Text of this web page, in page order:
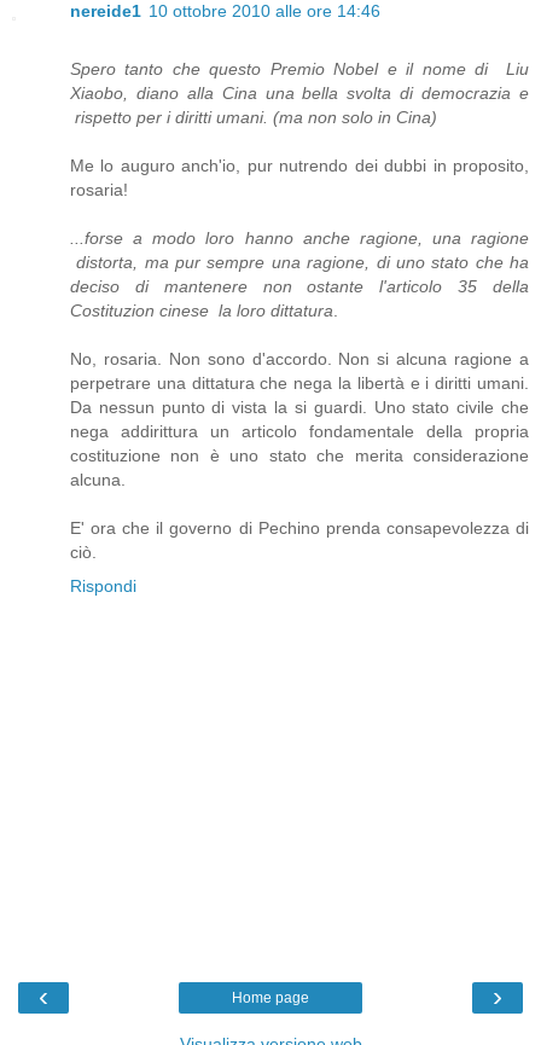
nereide1 10 ottobre 2010 alle ore 14:46
Spero tanto che questo Premio Nobel e il nome di Liu
Xiaobo, diano alla Cina una bella svolta di democrazia e
rispetto per i diritti umani. (ma non solo in Cina)
Me lo auguro anch'io, pur nutrendo dei dubbi in proposito,
rosaria!
...forse a modo loro hanno anche ragione, una ragione
distorta, ma pur sempre una ragione, di uno stato che ha
deciso di mantenere non ostante l'articolo 35 della
Costituzion cinese la loro dittatura
No, rosaria. Non sono d'accordo. Non si alcuna ragione a
perpetrare una dittatura che nega la libertà e i diritti umani.
Da nessun punto di vista la si guardi. Uno stato civile che
nega addirittura un articolo fondamentale della propria
costituzione non è uno stato che merita considerazione
alcuna.
E' ora che il governo di Pechino prenda consapevolezza di
ciò.
Rispondi
‹ ›
Home page